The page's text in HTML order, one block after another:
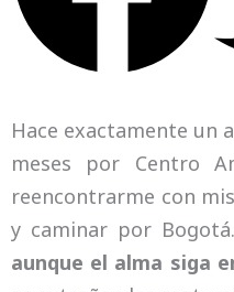
Hace exactamente un
meses por Centro
reencontrarme con
y caminar por Bogotá.
aunque el alma siga